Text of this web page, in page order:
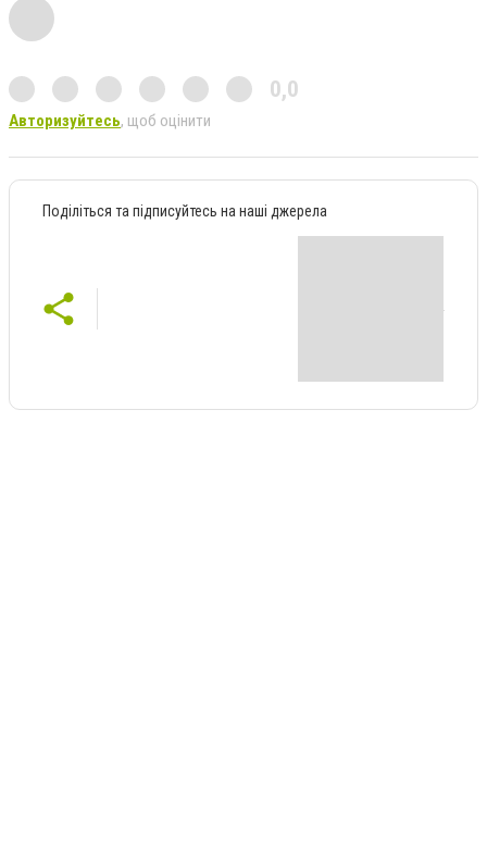
0,0
Авторизуйтесь, щоб оцінити
Поділіться та підписуйтесь на наші джерела